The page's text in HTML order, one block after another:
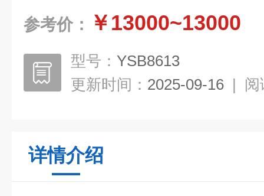
参考价： ￥13000~13000
型号： YSB8613
更新时间： 2025-09-16 | 阅
详情介绍